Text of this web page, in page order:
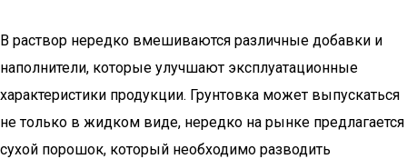
В раствор нередко вмешиваются различные добавки и
наполнители, которые улучшают эксплуатационные
характеристики продукции. Грунтовка может выпускаться
не только в жидком виде, нередко на рынке предлагается
сухой порошок, который необходимо разводить